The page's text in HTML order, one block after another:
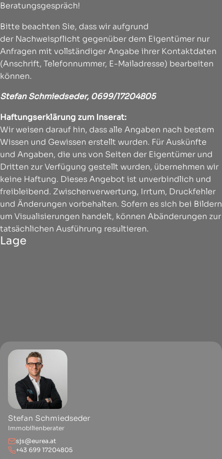
Stefan Schmiedseder
Immobilienberater
sjs@eurea.at
+43 699 17204805
Beratungsgespräch!
Bitte beachten Sie, dass wir aufgrund
der Nachweispflicht gegenüber dem Eigentümer nur
Anfragen mit vollständiger Angabe ihrer Kontaktdaten
(Anschrift, Telefonnummer, E-Mailadresse) bearbeiten
können.
Stefan Schmiedseder, 0699/17204805
Haftungserklärung zum Inserat:
Wir weisen darauf hin, dass alle Angaben nach bestem
Wissen und Gewissen erstellt wurden. Für Auskünfte
und Angaben, die uns von Seiten der Eigentümer und
Dritten zur Verfügung gestellt wurden, übernehmen wir
keine Haftung. Dieses Angebot ist unverbindlich und
freibleibend. Zwischenverwertung, Irrtum, Druckfehler
und Änderungen vorbehalten. Sofern es sich bei Bildern
um Visualisierungen handelt, können Abänderungen zur
tatsächlichen Ausführung resultieren.
Lage